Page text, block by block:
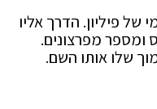
של פיליון. הדרך אליו
ומספר מפרצונים.
שלו אותו השם.